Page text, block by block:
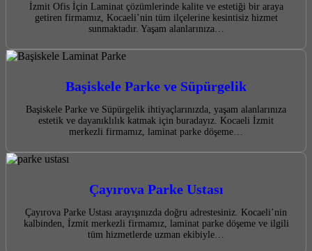
İzmit Ofis İçin Laminat çözümlerinde kalite ve estetiği bir araya
getiren firmamız, Kocaeli’nin tüm ilçelerine kesintisiz hizmet
sunmaktadır. Yaşam alanlarınıza…
Başiskele Parke ve Süpürgelik
Başiskele Parke ve Süpürgelik ihtiyaçlarınızda, yaşam alanlarınıza
estetik ve dayanıklılık katmak için buradayız. Kocaeli İzmit
merkezli firmamız, laminat parke döşeme…
Çayırova Parke Ustası
Çayırova Parke Ustası arayışınızda doğru adrestesiniz. Kocaeli’nin
kalbinden, İzmit merkezli firmamız, laminat parke döşeme ve ilgili
tüm hizmetlerde uzman ekibiyle…